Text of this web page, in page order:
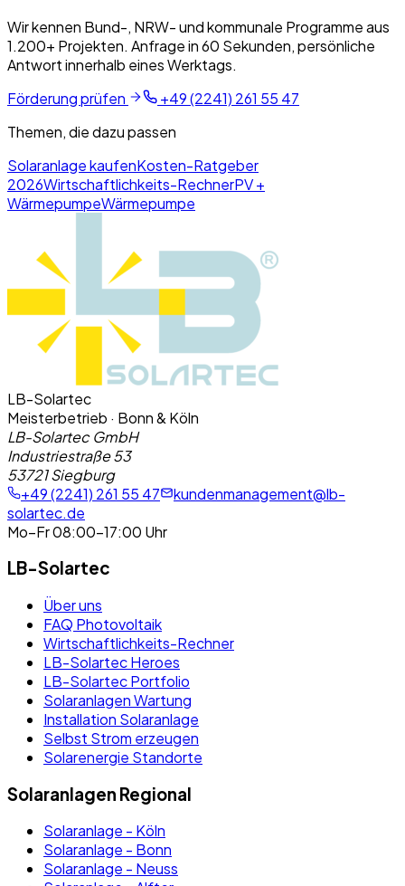
Wir kennen Bund-, NRW- und kommunale Programme aus
1.200+ Projekten. Anfrage in 60 Sekunden, persönliche
Antwort innerhalb eines Werktags.
Förderung prüfen
+49 (2241) 261 55 47
Themen, die dazu passen
Solaranlage kaufenKosten-Ratgeber
2026Wirtschaftlichkeits-RechnerPV +
WärmepumpeWärmepumpe
LB-Solartec
Meisterbetrieb · Bonn & Köln
LB-Solartec GmbH
Industriestraße 53
53721 Siegburg
+49 (2241) 261 55 47
kundenmanagement@lb-
solartec.de
Mo–Fr 08:00–17:00 Uhr
LB-Solartec
Über uns
FAQ Photovoltaik
Wirtschaftlichkeits-Rechner
LB-Solartec Heroes
LB-Solartec Portfolio
Solaranlagen Wartung
Installation Solaranlage
Selbst Strom erzeugen
Solarenergie Standorte
Solaranlagen Regional
Solaranlage - Köln
Solaranlage - Bonn
Solaranlage - Neuss